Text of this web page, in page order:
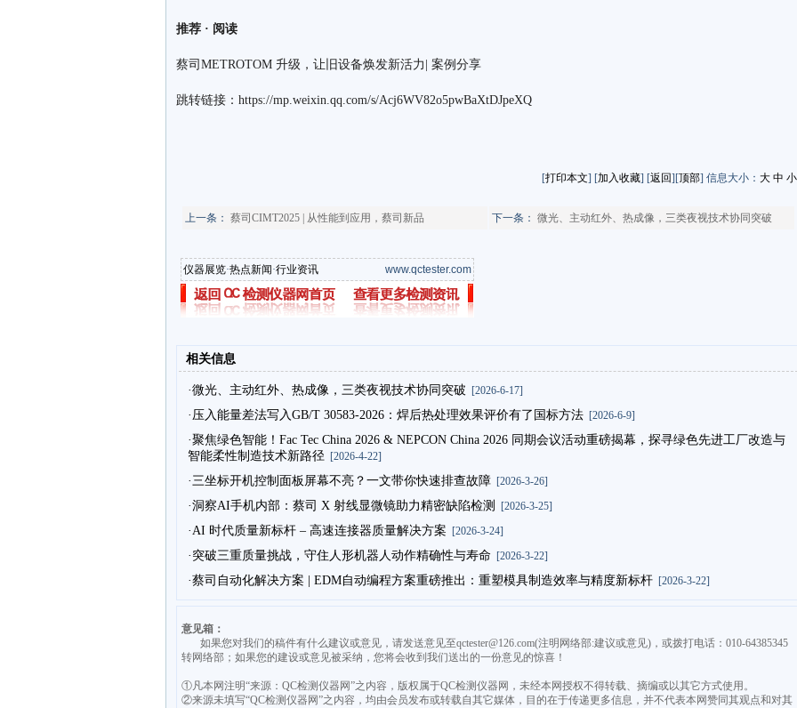
推荐· 阅读
蔡司METROTOM 升级，让旧设备焕发新活力| 案例分享
跳转链接：https://mp.weixin.qq.com/s/Acj6WV82o5pwBaXtDJpeXQ
[打印本文] [加入收藏] [返回][顶部] 信息大小： 大 中 小
上一条： 蔡司CIMT2025 | 从性能到应用，蔡司新品 下一条： 微光、主动红外、热成像，三类夜视技术协同突破
仪器展览·热点新闻·行业资讯 www.qctester.com
相关信息
·微光、主动红外、热成像，三类夜视技术协同突破 [2026-6-17]
·压入能量差法写入GB/T 30583-2026：焊后热处理效果评价有了国标方法[2026-6-9]
·聚焦绿色智能！Fac Tec China 2026 & NEPCON China 2026 同期会议活动重磅揭幕，探寻绿色先进工厂改造与
智能柔性制造技术新路径[2026-4-22]
·三坐标开机控制面板屏幕不亮？一文带你快速排查故障[2026-3-26]
·洞察AI手机内部：蔡司 X 射线显微镜助力精密缺陷检测 [2026-3-25]
·AI 时代质量新标杆 – 高速连接器质量解决方案 [2026-3-24]
·突破三重质量挑战，守住人形机器人动作精确性与寿命[2026-3-22]
·蔡司自动化解决方案 | EDM自动编程方案重磅推出：重塑模具制造效率与精度新标杆[2026-3-22]
意见箱：
如果您对我们的稿件有什么建议或意见，请发送意见至qctester@126.com(注明网络部:建议或意见)，或拨打电话：010-64385345
转网络部；如果您的建设或意见被采纳，您将会收到我们送出的一份意见的惊喜！
①凡本网注明“来源：QC检测仪器网”之内容，版权属于QC检测仪器网，未经本网授权不得转载、摘编或以其它方式使用。
②来源未填写“QC检测仪器网”之内容，均由会员发布或转载自其它媒体，目的在于传递更多信息，并不代表本网赞同其观点和对其